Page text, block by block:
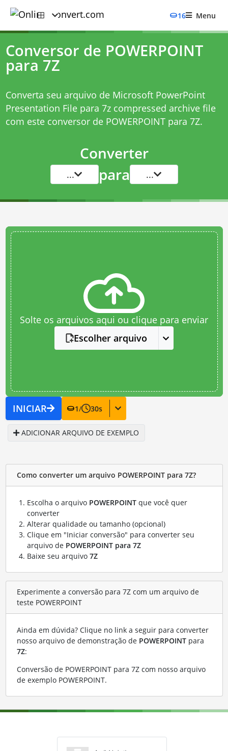
16 Menu
Conversor de POWERPOINT
para 7Z
Converta seu arquivo de Microsoft PowerPoint
Presentation File para 7z compressed archive file
com este conversor de POWERPOINT para 7Z.
Converter
... para ...
Solte os arquivos aqui ou clique para enviar
Escolher arquivo
INICIAR 1/ 30s
ADICIONAR ARQUIVO DE EXEMPLO
Como converter um arquivo POWERPOINT para 7Z?
Escolha o arquivo POWERPOINTque você quer
converter
Alterar qualidade ou tamanho (opcional)
Clique em "Iniciar conversão" para converter seu
arquivo de POWERPOINT para 7Z
Baixe seu arquivo 7Z
Experimente a conversão para 7Z com um arquivo de
teste POWERPOINT
Ainda em dúvida? Clique no link a seguir para converter
nosso arquivo de demonstração de POWERPOINTpara
7Z:
Conversão de POWERPOINT para 7Z com nosso arquivo
de exemplo POWERPOINT.